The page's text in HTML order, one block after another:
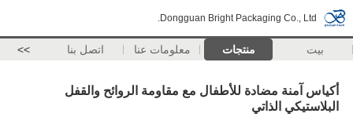
Dongguan Bright Packaging Co., Ltd.
بيت منتجات معلومات عنا اتصل بنا >>
أكياس آمنة مضادة للأطفال مع مقاومة الروائح والقفل
البلاستيكي الذاتي